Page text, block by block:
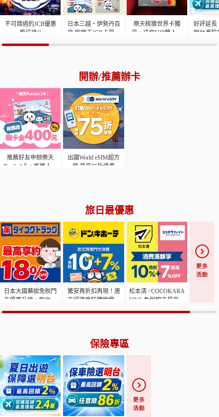
不可錯過的JCB優惠
看這邊!!
日本三越・伊勢丹百
貨 刷樂天JCB卡最高
樂天桃猿世界卡獨
享，送你VIP雙人球
好評延長
明台產險
開辦/推薦辦卡
推薦好友申辦樂天
Panda J卡，推薦人享
出國World eSIM超方
便 最高75折優惠
旅日最優惠
日本大國藥妝免稅門
市優惠升級，刷台灣
驚安再折扣再現！唐
吉訶德瘋狂購物趣，
松本清 / COCOKARA
FINE 免稅門市最高享
保險專區